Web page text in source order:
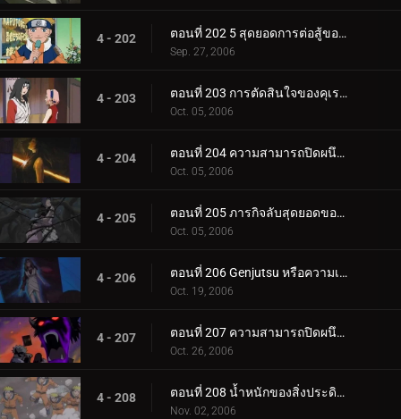
4 - 202 ตอนที่ 202 5 สุดยอดการต่อสู้ของนินจา!
Sep. 27, 2006
4 - 203 ตอนที่ 203 การตัดสินใจของคุเรไน: หน่วยที่ 8 ที่ถูกทิ้งไว้เบื้องหลัง
Oct. 05, 2006
4 - 204 ตอนที่ 204 ความสามารถปิดผนึกของยาคุโมะ
Oct. 05, 2006
4 - 205 ตอนที่ 205 ภารกิจลับสุดยอดของคุเรไน: คำสัญญากับโฮคาเงะรุ่นที่ 3
Oct. 05, 2006
4 - 206 ตอนที่ 206 Genjutsu หรือความเป็นจริง?
Oct. 19, 2006
4 - 207 ตอนที่ 207 ความสามารถปิดผนึกที่ควรจะเป็น
Oct. 26, 2006
4 - 208 ตอนที่ 208 น้ำหนักของสิ่งประดิษฐ์ล้ำค่า!
Nov. 02, 2006